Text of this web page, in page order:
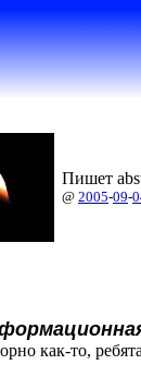
Пишет
@ 2005-09-
как-то,